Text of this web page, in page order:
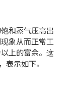
和蒸气压高出
象从而正常工
上的富余。这
示如下。